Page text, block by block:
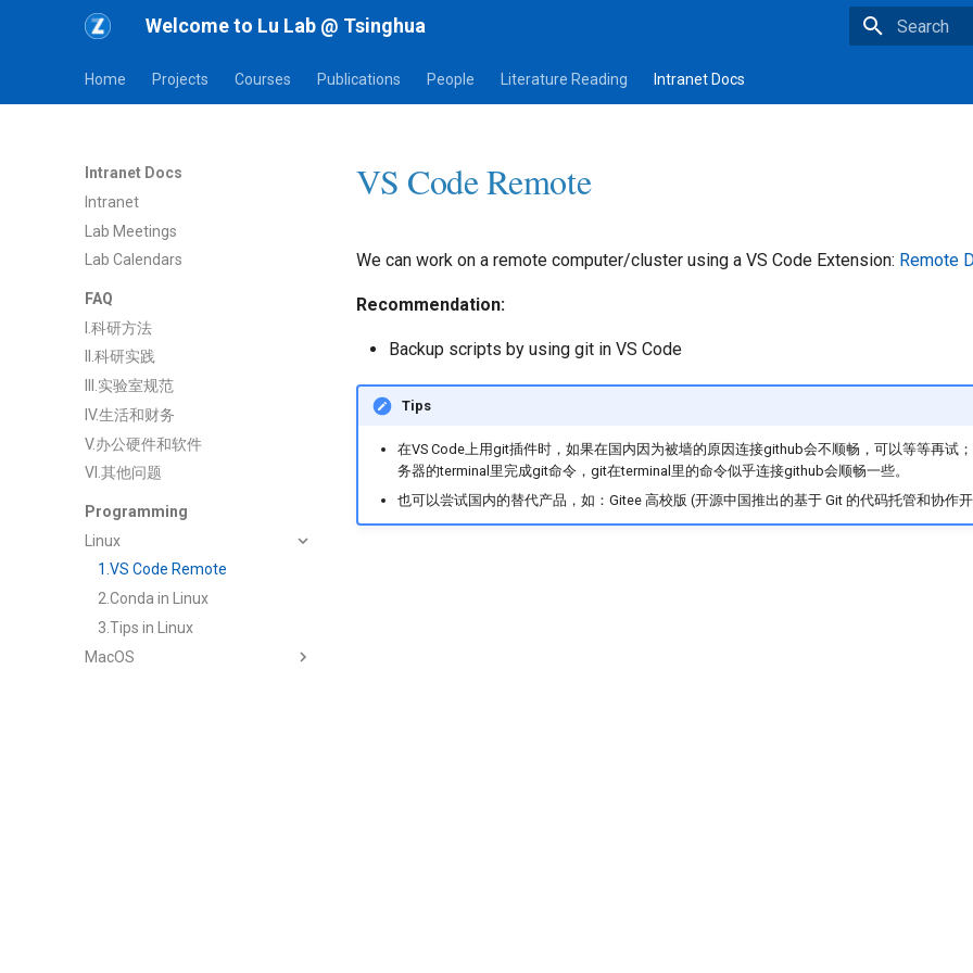
Welcome to Lu Lab @ Tsinghua
Home Projects Courses Publications People Literature Reading Intranet Docs
Intranet Docs
Intranet
Lab Meetings
Lab Calendars
FAQ
I.科研方法
II.科研实践
III.实验室规范
IV.生活和财务
V.办公硬件和软件
VI.其他问题
Programming
Linux
1.VS Code Remote
2.Conda in Linux
3.Tips in Linux
MacOS
VS Code Remote
We can work on a remote computer/cluster using a VS Code Extension: Remote
Recommendation:
Backup scripts by using git in VS Code
Tips
在VS Code上用git插件时，如果在国内因为被墙的原因连接github会不顺畅，可以等等再试
务器的terminal里完成git命令，git在terminal里的命令似乎连接github会顺畅一些。
也可以尝试国内的替代产品，如：Gitee 高校版 (开源中国推出的基于 Git 的代码托管和协作开